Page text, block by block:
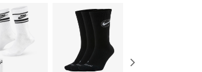
再付款。
後付」後，將跳轉至「AFTEE先享後
認金額後，即可完成結帳。
費通知簡訊。
以上)免運費
以上)免運費